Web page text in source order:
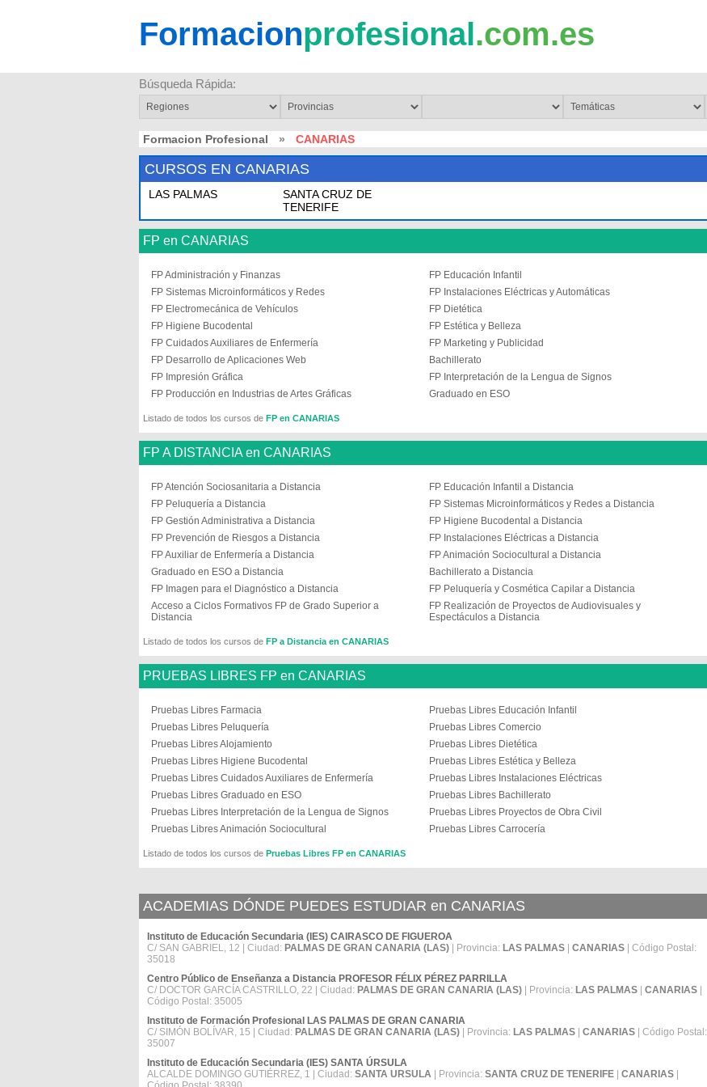
Formacionprofesional.com.es
Búsqueda Rápida:
Formacion Profesional » CANARIAS
CURSOS EN CANARIAS
LAS PALMAS
SANTA CRUZ DE
TENERIFE
FP en CANARIAS
FP Administración y Finanzas
FP Educación Infantil
FP Sistemas Microinformáticos y Redes
FP Instalaciones Eléctricas y Automáticas
FP Electromecánica de Vehículos
FP Dietética
FP Higiene Bucodental
FP Estética y Belleza
FP Cuidados Auxiliares de Enfermería
FP Marketing y Publicidad
FP Desarrollo de Aplicaciones Web
Bachillerato
FP Impresión Gráfica
FP Interpretación de la Lengua de Signos
FP Producción en Industrias de Artes Gráficas
Graduado en ESO
Listado de todos los cursos de FP en CANARIAS
FP A DISTANCIA en CANARIAS
FP Atención Sociosanitaria a Distancia
FP Educación Infantil a Distancia
FP Peluquería a Distancia
FP Sistemas Microinformáticos y Redes a Distancia
FP Gestión Administrativa a Distancia
FP Higiene Bucodental a Distancia
FP Prevención de Riesgos a Distancia
FP Instalaciones Eléctricas a Distancia
FP Auxiliar de Enfermería a Distancia
FP Animación Sociocultural a Distancia
Graduado en ESO a Distancia
Bachillerato a Distancia
FP Imagen para el Diagnóstico a Distancia
FP Peluquería y Cosmética Capilar a Distancia
Acceso a Ciclos Formativos FP de Grado Superior a
Distancia
FP Realización de Proyectos de Audiovisuales y
Espectáculos a Distancia
Listado de todos los cursos de FP a Distancia en CANARIAS
PRUEBAS LIBRES FP en CANARIAS
Pruebas Libres Farmacia
Pruebas Libres Educación Infantil
Pruebas Libres Peluquería
Pruebas Libres Comercio
Pruebas Libres Alojamiento
Pruebas Libres Dietética
Pruebas Libres Higiene Bucodental
Pruebas Libres Estética y Belleza
Pruebas Libres Cuidados Auxiliares de Enfermería
Pruebas Libres Instalaciones Eléctricas
Pruebas Libres Graduado en ESO
Pruebas Libres Bachillerato
Pruebas Libres Interpretación de la Lengua de Signos
Pruebas Libres Proyectos de Obra Civil
Pruebas Libres Animación Sociocultural
Pruebas Libres Carrocería
Listado de todos los cursos de Pruebas Libres FP en CANARIAS
ACADEMIAS DÓNDE PUEDES ESTUDIAR en CANARIAS
Instituto de Educación Secundaria (IES) CAIRASCO DE FIGUEROA
C/ SAN GABRIEL, 12 | Ciudad: PALMAS DE GRAN CANARIA (LAS) | Provincia: LAS PALMAS CANARIAS | Código Postal:
35018
Centro Público de Enseñanza a Distancia PROFESOR FÉLIX PÉREZ PARRILLA
C/ DOCTOR GARCÍA CASTRILLO, 22 | Ciudad: PALMAS DE GRAN CANARIA (LAS) | Provincia: LAS PALMAS CANARIAS
Código Postal: 35005
Instituto de Formación Profesional LAS PALMAS DE GRAN CANARIA
C/ SIMÓN BOLÍVAR, 15 | Ciudad: PALMAS DE GRAN CANARIA (LAS) | Provincia: LAS PALMAS CANARIAS | Código Postal:
35007
Instituto de Educación Secundaria (IES) SANTA ÚRSULA
ALCALDE DOMINGO GUTIÉRREZ, 1 | Ciudad: SANTA URSULA | Provincia: SANTA CRUZ DE TENERIFE CANARIAS